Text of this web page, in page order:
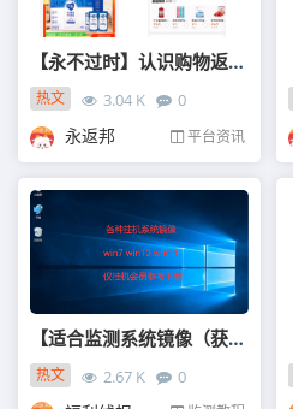
【永不过时】认识购物返利存在的真正意义
热文 3.04 K
0
12-10
永返邦 平台资讯
【适合监测系统镜像（获取/征求）】
热文 2.67 K
0
01-23